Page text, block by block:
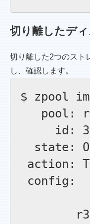
切り離したデ
切り離した2つのスト
し、確認します。
$ zpool
pool:
id:
state:
action:
config: